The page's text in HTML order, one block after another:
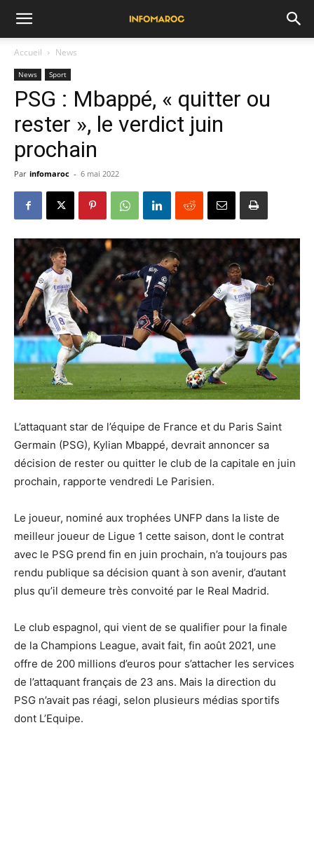
Accueil News
News Sport
PSG : Mbappé, « quitter ou
rester », le verdict juin
prochain
Par infomaroc - 6 mai 2022
L’attaquant star de l’équipe de France et du Paris Saint
Germain (PSG), Kylian Mbappé, devrait annoncer sa
décision de rester ou quitter le club de la capitale en juin
prochain, rapporte vendredi Le Parisien.
Le joueur, nominé aux trophées UNFP dans la liste de
meilleur joueur de Ligue 1 cette saison, dont le contrat
avec le PSG prend fin en juin prochain, n’a toujours pas
rendu publique sa décision quant à son avenir, d’autant
plus qu’il demeure très convoité par le Real Madrid.
Le club espagnol, qui vient de se qualifier pour la finale
de la Champions League, avait fait, fin août 2021, une
offre de 200 millions d’euros pour s’attacher les services
de l’attaquant français de 23 ans. Mais la direction du
PSG n’avait pas réagi, selon plusieurs médias sportifs
dont L’Equipe.